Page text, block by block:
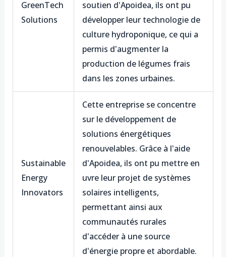
GreenTech
Solutions
soutien d'Apoidea, ils ont pu
développer leur technologie de
culture hydroponique, ce qui a
permis d'augmenter la
production de légumes frais
dans les zones urbaines.
Sustainable
Energy
Innovators
Cette entreprise se concentre
sur le développement de
solutions énergétiques
renouvelables. Grâce à l'aide
d'Apoidea, ils ont pu mettre en
uvre leur projet de systèmes
solaires intelligents,
permettant ainsi aux
communautés rurales
d'accéder à une source
d'énergie propre et abordable.